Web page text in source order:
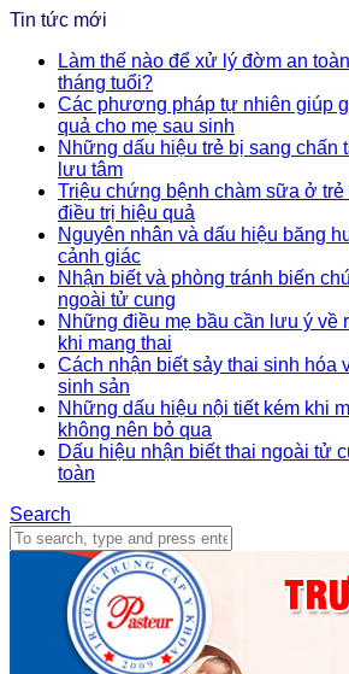
Tin tức mới
Làm thế nào để xử lý đờm an
tháng tuổi?
Các phương pháp tự nhiên giúp
quả cho mẹ sau sinh
Những dấu hiệu trẻ bị sang chấn
lưu tâm
Triệu chứng bệnh chàm sữa ở
điều trị hiệu quả
Nguyên nhân và dấu hiệu băng
cảnh giác
Nhận biết và phòng tránh biến
ngoài tử cung
Những điều mẹ bầu cần lưu ý về
khi mang thai
Cách nhận biết sảy thai sinh hóa
sinh sản
Những dấu hiệu nội tiết kém khi
không nên bỏ qua
Dấu hiệu nhận biết thai ngoài tử
toàn
Search